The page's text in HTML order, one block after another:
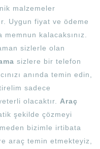
malzemeler
Uygun fiyat ve ödeme
kalacaksınız.
sizlerle olan
sizlere bir telefon
anında temin edin,
sadece
olacaktır. Araç
şekilde çözmeyi
bizimle irtibata
araç temin etmekteyiz,